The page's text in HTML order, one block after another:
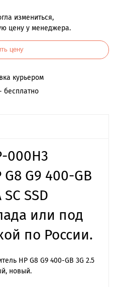
измениться,
цену у менеджера.
цену
курьером
бесплатно
000H3
G9 400-GB
SSD
или под
по России.
HP G8 G9 400-GB 3G 2.5
новый.